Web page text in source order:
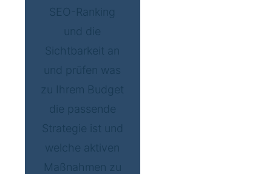
SEO-Ranking
und die
Sichtbarkeit an
und prüfen was
zu Ihrem Budget
die passende
Strategie ist und
welche aktiven
Maßnahmen zu